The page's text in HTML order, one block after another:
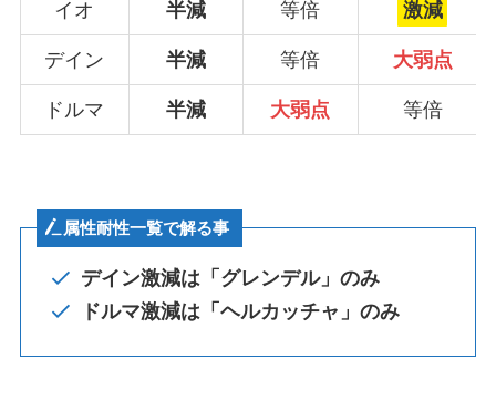
イオ 半減 等倍 激減
デイン 半減 等倍 大弱点
ドルマ 半減 大弱点 等倍
属性耐性一覧で解る事
デイン激減は「グレンデル」のみ
ドルマ激減は「ヘルカッチャ」のみ